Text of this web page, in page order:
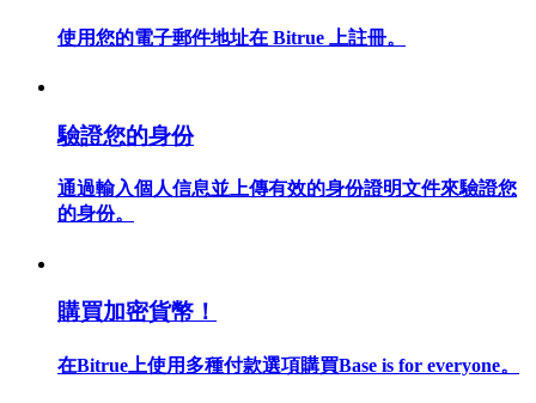
合約指南
使用您的電子郵件地址在 Bitrue 上註冊。
驗證您的身份
通過輸入個人信息並上傳有效的身份證明文件來驗證您
的身份。
購買加密貨幣！
在Bitrue上使用多種付款選項購買Base is for everyone。